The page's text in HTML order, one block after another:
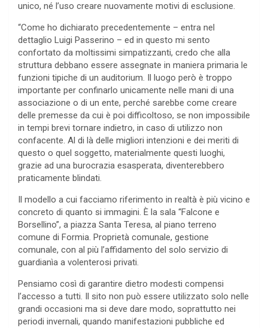
unico, né l’uso creare nuovamente motivi di esclusione.
“Come ho dichiarato precedentemente – entra nel
dettaglio Luigi Passerino – ed in questo mi sento
confortato da moltissimi simpatizzanti, credo che alla
struttura debbano essere assegnate in maniera primaria le
funzioni tipiche di un auditorium. Il luogo però è troppo
importante per confinarlo unicamente nelle mani di una
associazione o di un ente, perché sarebbe come creare
delle premesse da cui è poi difficoltoso, se non impossibile
in tempi brevi tornare indietro, in caso di utilizzo non
confacente. Al di là delle migliori intenzioni e dei meriti di
questo o quel soggetto, materialmente questi luoghi,
grazie ad una burocrazia esasperata, diventerebbero
praticamente blindati.
Il modello a cui facciamo riferimento in realtà è più vicino e
concreto di quanto si immagini. È la sala “Falcone e
Borsellino”, a piazza Santa Teresa, al piano terreno
comune di Formia. Proprietà comunale, gestione
comunale, con al più l’affidamento del solo servizio di
guardianìa a volenterosi privati.
Pensiamo così di garantire dietro modesti compensi
l’accesso a tutti. Il sito non può essere utilizzato solo nelle
grandi occasioni ma si deve dare modo, soprattutto nei
periodi invernali, quando manifestazioni pubbliche ed